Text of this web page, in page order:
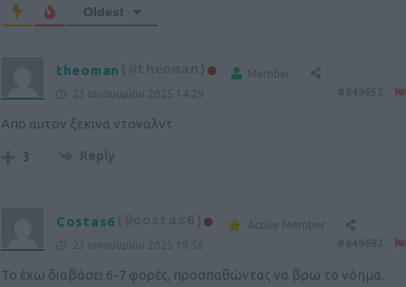
Oldest
theoman
Member
23 Ιανουαρίου 2025 14:29
Απο αυτον ξεκινα ντοναλντ
3 Reply
Costas6
Active Member
23 Ιανουαρίου 2025 19:56
Το έχω διαβάσει 6-7 φορές, προσπαθώντας να βρω το νόημα.